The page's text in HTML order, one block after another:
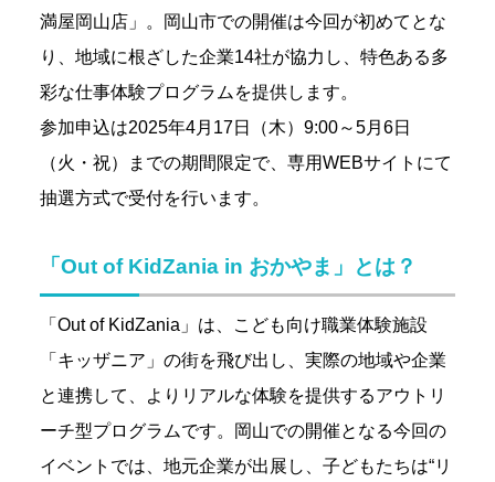
満屋岡山店」。岡山市での開催は今回が初めてとな
り、地域に根ざした企業14社が協力し、特色ある多
彩な仕事体験プログラムを提供します。
参加申込は2025年4月17日（木）9:00～5月6日
（火・祝）までの期間限定で、専用WEBサイトにて
抽選方式で受付を行います。
「Out of KidZania in おかやま」とは？
「Out of KidZania」は、こども向け職業体験施設
「キッザニア」の街を飛び出し、実際の地域や企業
と連携して、よりリアルな体験を提供するアウトリ
ーチ型プログラムです。岡山での開催となる今回の
イベントでは、地元企業が出展し、子どもたちは“リ